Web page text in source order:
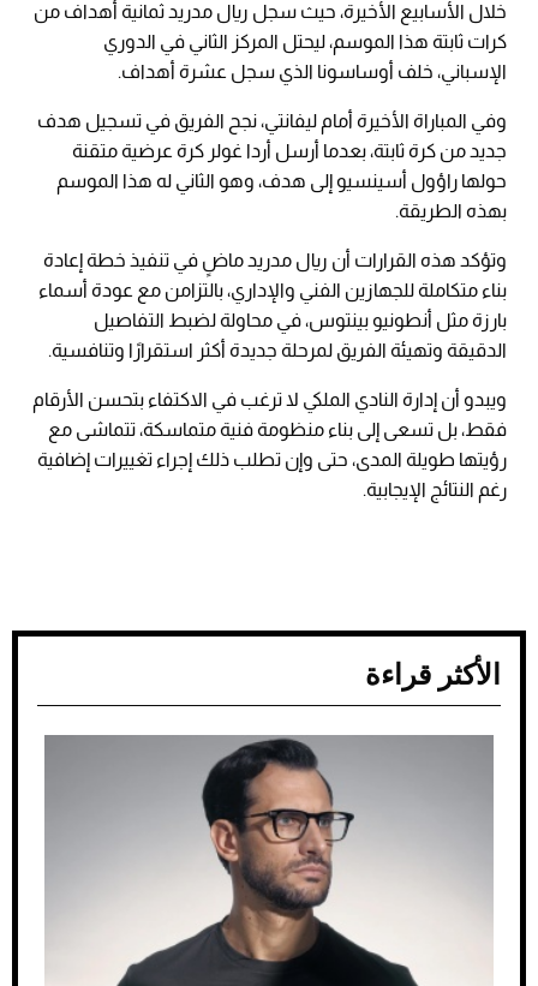
خلال الأسابيع الأخيرة، حيث سجل ريال مدريد ثمانية أهداف من
كرات ثابتة هذا الموسم، ليحتل المركز الثاني في الدوري
الإسباني، خلف أوساسونا الذي سجل عشرة أهداف.
وفي المباراة الأخيرة أمام ليفانتي، نجح الفريق في تسجيل هدف
جديد من كرة ثابتة، بعدما أرسل أردا غولر كرة عرضية متقنة
حولها راؤول أسينسيو إلى هدف، وهو الثاني له هذا الموسم
بهذه الطريقة.
وتؤكد هذه القرارات أن ريال مدريد ماضٍ في تنفيذ خطة إعادة
بناء متكاملة للجهازين الفني والإداري، بالتزامن مع عودة أسماء
بارزة مثل أنطونيو بينتوس، في محاولة لضبط التفاصيل
الدقيقة وتهيئة الفريق لمرحلة جديدة أكثر استقرارًا وتنافسية.
ويبدو أن إدارة النادي الملكي لا ترغب في الاكتفاء بتحسن الأرقام
فقط، بل تسعى إلى بناء منظومة فنية متماسكة، تتماشى مع
رؤيتها طويلة المدى، حتى وإن تطلب ذلك إجراء تغييرات إضافية
رغم النتائج الإيجابية.
الأكثر قراءة